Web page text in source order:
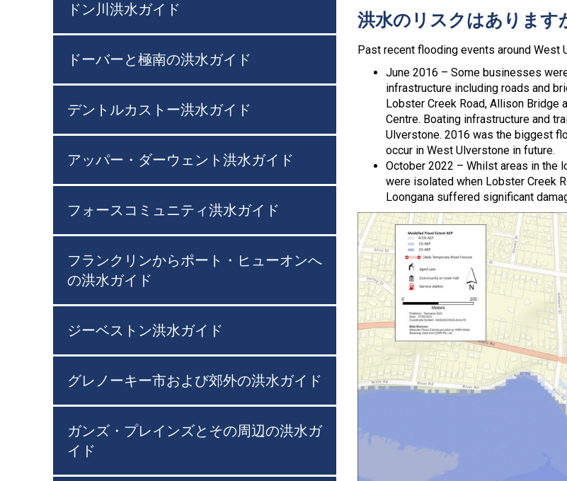
ドン川洪水ガイド
ドーバーと極南の洪水ガイド
デントルカストー洪水ガイド
アッパー・ダーウェント洪水ガイド
フォースコミュニティ洪水ガイド
フランクリンからポート・ヒューオンへ
の洪水ガイド
ジーベストン洪水ガイド
グレノーキー市および郊外の洪水ガイド
ガンズ・プレインズとその周辺の洪水ガ
イド
洪水のリスクはあります
Past recent flooding events around West
June 2016 – Some businesses
infrastructure including roads and
Lobster Creek Road, Allison Bridge
Centre. Boating infrastructure and
Ulverstone. 2016 was the biggest
occur in West Ulverstone in future.
October 2022 – Whilst areas in the
were isolated when Lobster Creek
Loongana suffered significant